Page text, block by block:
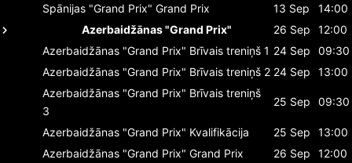
Spānijas "Grand Prix" Grand Prix 13 Sep
14:00
Azerbaidžānas "Grand Prix"
26 Sep
12:00
Azerbaidžānas "Grand Prix" Brīvais treniņš 1 24 Sep
09:30
Azerbaidžānas "Grand Prix" Brīvais treniņš 2 24 Sep
13:00
Azerbaidžānas "Grand Prix" Brīvais treniņš
3
25 Sep 09:30
Azerbaidžānas "Grand Prix" Kvalifikācija 25 Sep
13:00
Azerbaidžānas "Grand Prix" Grand Prix 26 Sep
12:00